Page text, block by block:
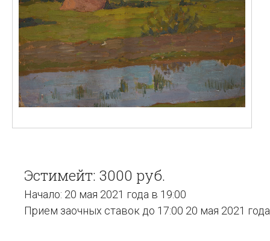
Эстимейт: 3000 руб.
Начало: 20 мая 2021 года в 19:00
Прием заочных ставок до 17:00 20 мая 2021 года